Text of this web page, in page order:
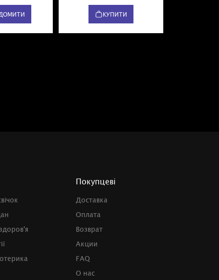
КУПИТИ
Покупцеві
Доставка
Оплата
Возврат
Акции
FAQ
О нас